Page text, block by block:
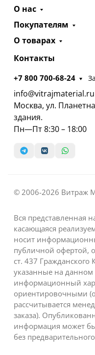
О нас
Покупателям
О товарах
Контакты
+7 800 700-68-24
info@vitrajmaterial.ru
Москва, ул.
здания.
Пн—Пт 8:30 – 18:00
© 2006-2026 Витраж
Вся представленная
касающаяся
носит
публичной офертой,
ст. 437 Гражданского
указанные на данном
информационный
ориентировочными
рассчитывается
заказа).
информация может
без